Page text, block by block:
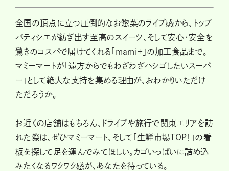
全国の頂点に立つ圧倒的なお惣菜のライブ感から、トップ
パティシエが紡ぎ出す至高のスイーツ、そして安心・安全を
驚きのコスパで届けてくれる「mami+」の加工食品まで。
マミーマートが「遠方からでもわざわざハシゴしたいスーパ
ー」として絶大な支持を集める理由が、おわかりいただけ
ただろうか。
お近くの店舗はもちろん、ドライブや旅行で関東エリアを訪
れた際は、ぜひマミーマート、そして「生鮮市場TOP！」の看
板を探して足を運んでみてほしい。カゴいっぱいに詰め込
みたくなるワクワク感が、あなたを待っている。